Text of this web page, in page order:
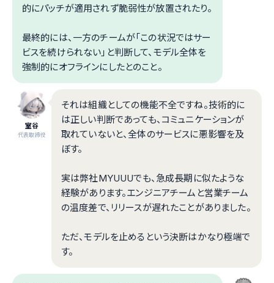
的にパッチが適用されず脆弱性が放置されたり。
最終的には、一方のチームが「この状況ではサー
ビスを続けられない」と判断して、モデル全体を
強制的にオフラインにしたとのこと。
室谷
代表取締役
それは組織としての機能不全ですね。技術的に
は正しい判断であっても、コミュニケーションが
取れていないと、全体のサービスに悪影響を及
ぼす。
実は弊社MYUUUでも、急成長期に似たような
経験があります。エンジニアチームと営業チーム
の温度差で、リリースが遅れたことがありました。
ただ、モデルを止めるという決断はかなり極端で
す。